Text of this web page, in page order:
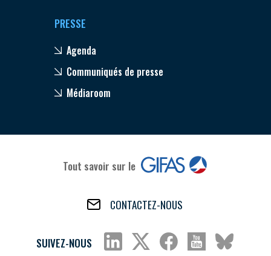
PRESSE
Agenda
Communiqués de presse
Médiaroom
Tout savoir sur le
CONTACTEZ-NOUS
SUIVEZ-NOUS